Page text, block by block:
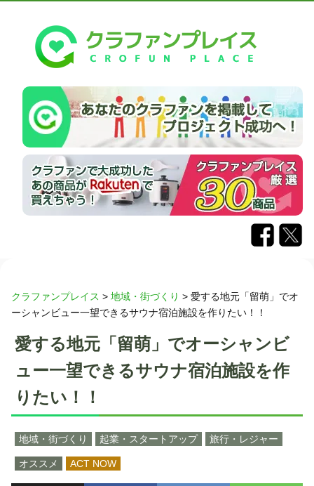
クラファンプレイス > 地域・街づくり > 愛する地元「留萌」でオ
ーシャンビュー一望できるサウナ宿泊施設を作りたい！！
愛する地元「留萌」でオーシャンビ
ュー一望できるサウナ宿泊施設を作
りたい！！
地域・街づくり 起業・スタートアップ 旅行・レジャー
オススメ ACT NOW